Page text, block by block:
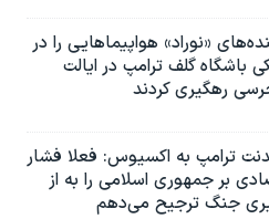
«نوراد» هواپیماهایی را در
باشگاه گلف ترامپ در ایالت
رهگیری کردند
ترامپ به اکسیوس: فعلا فشار
بر جمهوری اسلامی را به از
جنگ ترجیح می‌دهم